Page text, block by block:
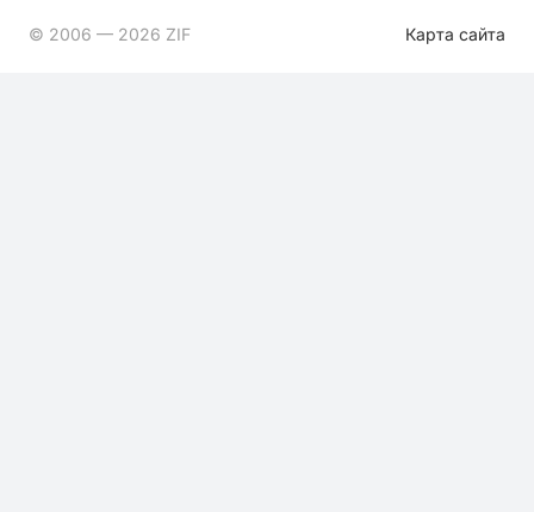
© 2006 — 2026 ZIF Карта сайта